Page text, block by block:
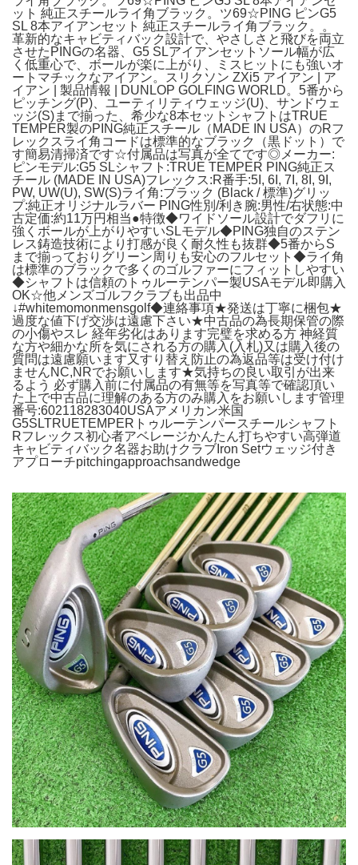
ット 純正スチールライ角ブラック。ツ69☆PING ピンG5
SL 8本アイアンセット 純正スチールライ角ブラック。。
革新的なキャビティバック設計で、やさしさと飛びを両立
させたPINGの名器、G5 SLアイアンセットソール幅が広
く低重心で、ボールが楽に上がり、ミスヒットにも強いオ
ートマチックなアイアン。スリクソン ZXi5 アイアン | ア
イアン | 製品情報 | DUNLOP GOLFING WORLD。5番から
ピッチング(P)、ユーティリティウェッジ(U)、サンドウェ
ッジ(S)まで揃った、希少な8本セットシャフトはTRUE
TEMPER製のPING純正スチール（MADE IN USA）のRフ
レックスライ角コードは標準的なブラック（黒ドット）で
す簡易清掃済です☆付属品は写真が全てです◎メーカー:
ピンモデル:G5 SLシャフト:TRUE TEMPER PING純正ス
チール (MADE IN USA)フレックス:R番手:5I, 6I, 7I, 8I, 9I,
PW, UW(U), SW(S)ライ角:ブラック (Black / 標準)グリッ
プ:純正オリジナルラバー PING性別/利き腕:男性/右状態:中
古定価:約11万円相当●特徴◆ワイドソール設計でダフリに
強くボールが上がりやすいSLモデル◆PING独自のステン
レス鋳造技術により打感が良く耐久性も抜群◆5番からS
まで揃っておりグリーン周りも安心のフルセット◆ライ角
は標準のブラックで多くのゴルファーにフィットしやすい
◆シャフトは信頼のトゥルーテンパー製USAモデル即購入
OK☆他メンズゴルフクラブも出品中
↓#whitemomonmensgolf◆連絡事項★発送は丁寧に梱包★
過度な値下げ交渉は遠慮下さい★中古品の為長期保管の際
の小傷やスレ 経年劣化はあります完璧を求める方 神経質
な方や細かな所を気にされる方の購入(入札)又は購入後の
質問は遠慮願います又すり替え防止の為返品等は受け付け
ませんNC,NRでお願いします★気持ちの良い取引が出来
るよう 必ず購入前に付属品の有無等を写真等で確認頂い
た上で中古品に理解のある方のみ購入をお願いします管理
番号:602118283040USAアメリカン米国
G5SLTRUETEMPERトゥルーテンパースチールシャフト
Rフレックス初心者アベレージかんたん打ちやすい高弾道
キャビティバック名器お助けクラブIron Setウェッジ付き
アプローチpitchingapproachsandwedge